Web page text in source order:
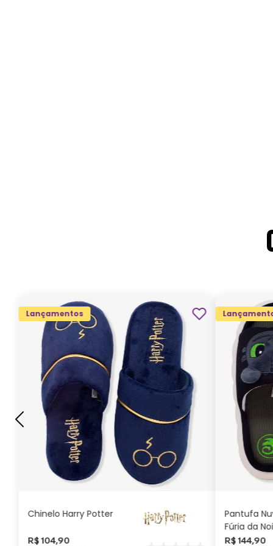
Lançamentos
Chinelo Harry Potter
R$ 104,90
G GG M P
ADICIONAR AO
CARRINHO
Pantufa
Fúria da
Como
R$ 144,90